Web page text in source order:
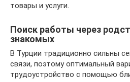
товары и услуги.
Поиск работы через
знакомых
В Турции традиционно сильны
связи, поэтому оптимальный
трудоустройство с помощью